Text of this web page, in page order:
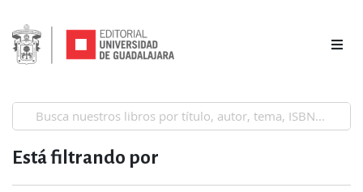
Está filtrando por